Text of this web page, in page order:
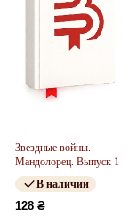
Звездные войны.
Мандолорец. Выпуск 1
В наличии
128 ₴